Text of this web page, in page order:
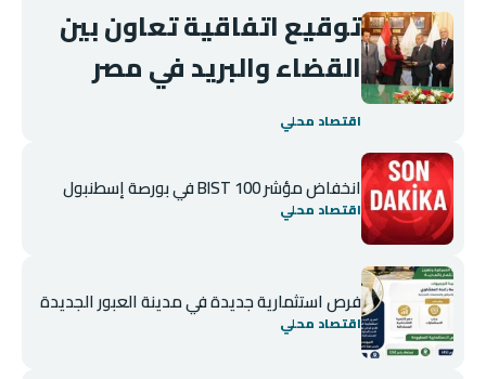
توقيع اتفاقية تعاون بين
القضاء والبريد في مصر
اقتصاد محلي
انخفاض مؤشر BIST 100 في بورصة إسطنبول
اقتصاد محلي
فرص استثمارية جديدة في مدينة العبور الجديدة
اقتصاد محلي